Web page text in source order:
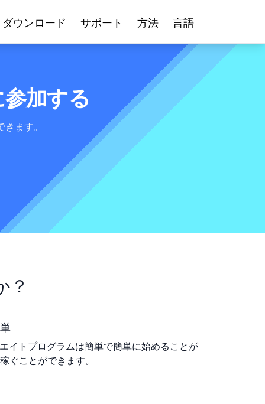
ダウンロード サポート 方法 言語
加する
ます。
？
イトプログラムは簡単で簡単に始めることが
ぐことができます。